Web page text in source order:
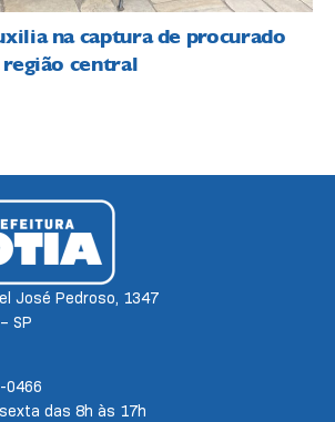
na captura de procurado
região central
José Pedroso, 1347
SP
0466
das 8h às 17h